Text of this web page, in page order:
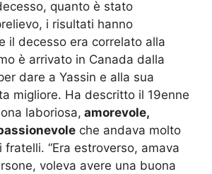
quanto è stato
i risultati hanno
il decesso era correlato alla
è arrivato in Canada dalla
dare a Yassin e alla sua
migliore. Ha descritto il 19enne
laboriosa, amorevole,
che andava molto
fratelli. “Era estroverso, amava
voleva avere una buona